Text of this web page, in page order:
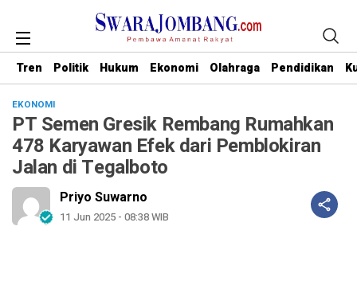
Tren Politik Hukum Ekonomi Olahraga Pendidikan
EKONOMI
PT Semen Gresik Rembang Rumahkan
478 Karyawan Efek dari Pemblokiran
Jalan di Tegalboto
Priyo Suwarno
11 Jun 2025 - 08:38 WIB